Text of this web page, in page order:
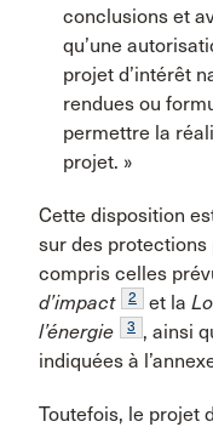
conclusions et
qu’une
projet d’intérêt
rendues ou
permettre la
projet. »
Cette disposition
sur des
compris celles
d’impact
2 et la
l’énergie
3 , ainsi
indiquées à
Toutefois, le projet